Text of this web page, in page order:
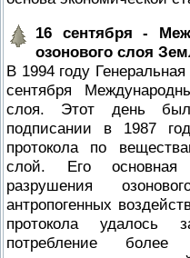
16 сентября -
озонового слоя
В 1994 году
сентября
слоя. Этот день
подписании в 1987
протокола по
слой. Его
разрушения
антропогенных
протокола удалось
потребление